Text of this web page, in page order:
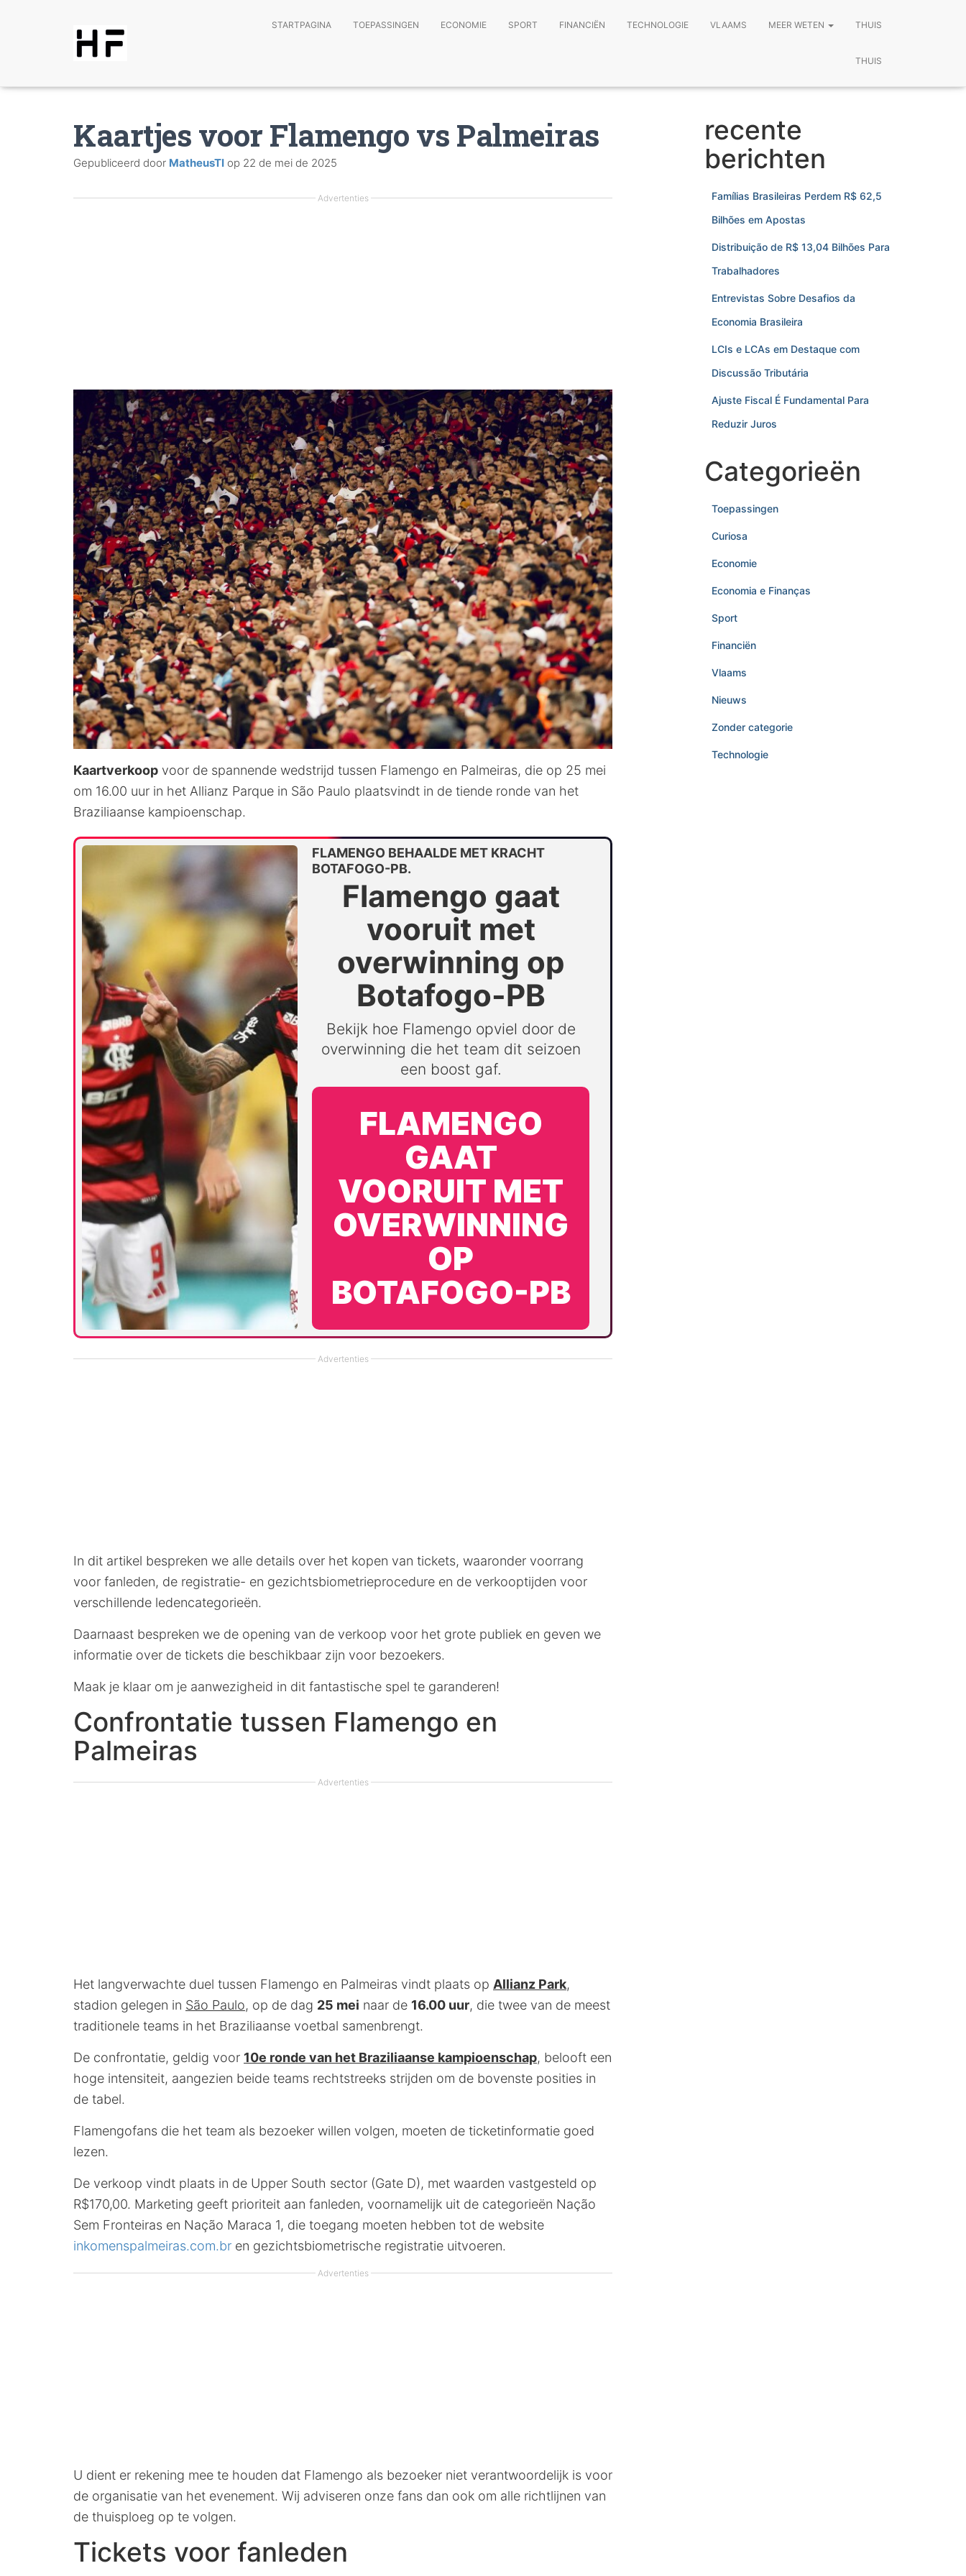
STARTPAGINA TOEPASSINGEN ECONOMIE SPORT FINANCIËN TECHNOLOGIE VLAAMS MEER WETEN THUIS
THUIS
Kaartjes voor Flamengo vs Palmeiras
Gepubliceerd door MatheusTI op 22 de mei de 2025
Advertenties
Kaartverkoop voor de spannende wedstrijd tussen Flamengo en Palmeiras, die op 25 mei
om 16.00 uur in het Allianz Parque in São Paulo plaatsvindt in de tiende ronde van het
Braziliaanse kampioenschap.
FLAMENGO BEHAALDE MET KRACHT
BOTAFOGO-PB.
Flamengo gaat
vooruit met
overwinning op
Botafogo-PB
Bekijk hoe Flamengo opviel door de
overwinning die het team dit seizoen
een boost gaf.
FLAMENGO
GAAT
VOORUIT MET
OVERWINNING
OP
BOTAFOGO-PB
Advertenties
In dit artikel bespreken we alle details over het kopen van tickets, waaronder voorrang
voor fanleden, de registratie- en gezichtsbiometrieprocedure en de verkooptijden voor
verschillende ledencategorieën.
Daarnaast bespreken we de opening van de verkoop voor het grote publiek en geven we
informatie over de tickets die beschikbaar zijn voor bezoekers.
Maak je klaar om je aanwezigheid in dit fantastische spel te garanderen!
Confrontatie tussen Flamengo en
Palmeiras
Advertenties
Het langverwachte duel tussen Flamengo en Palmeiras vindt plaats op Allianz Park,
stadion gelegen in São Paulo, op de dag 25 mei naar de 16.00 uur, die twee van de meest
traditionele teams in het Braziliaanse voetbal samenbrengt.
De confrontatie, geldig voor 10e ronde van het Braziliaanse kampioenschap, belooft een
hoge intensiteit, aangezien beide teams rechtstreeks strijden om de bovenste posities in
de tabel.
Flamengofans die het team als bezoeker willen volgen, moeten de ticketinformatie goed
lezen.
De verkoop vindt plaats in de Upper South sector (Gate D), met waarden vastgesteld op
R$170,00. Marketing geeft prioriteit aan fanleden, voornamelijk uit de categorieën Nação
Sem Fronteiras en Nação Maraca 1, die toegang moeten hebben tot de website
inkomenspalmeiras.com.br en gezichtsbiometrische registratie uitvoeren.
Advertenties
U dient er rekening mee te houden dat Flamengo als bezoeker niet verantwoordelijk is voor
de organisatie van het evenement. Wij adviseren onze fans dan ook om alle richtlijnen van
de thuisploeg op te volgen.
Tickets voor fanleden
recente
berichten
Famílias Brasileiras Perdem R$ 62,5
Bilhões em Apostas
Distribuição de R$ 13,04 Bilhões Para
Trabalhadores
Entrevistas Sobre Desafios da
Economia Brasileira
LCIs e LCAs em Destaque com
Discussão Tributária
Ajuste Fiscal É Fundamental Para
Reduzir Juros
Categorieën
Toepassingen
Curiosa
Economie
Economia e Finanças
Sport
Financiën
Vlaams
Nieuws
Zonder categorie
Technologie